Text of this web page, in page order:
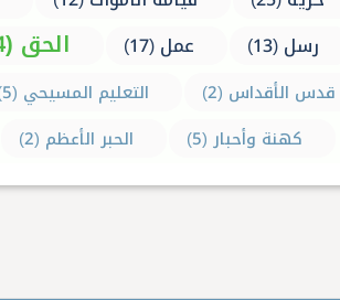
رسل (13) عمل (17) الحق (44)
قدس الأقداس (2) التعليم المسيحي (5)
كهنة وأحبار (5)
الحبر الأعظم (2)